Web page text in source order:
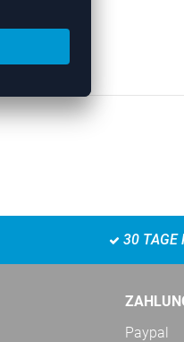
30 TAGE
Paypal